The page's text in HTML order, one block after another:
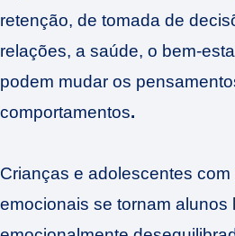
retenção, de tomada de
relações, a saúde, o bem-
podem mudar os
comportamentos.
Crianças e adolescentes com
emocionais se tornam alunos